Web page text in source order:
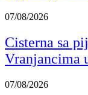
07/08/2026
Cisterna sa
Vranjancima
07/08/2026